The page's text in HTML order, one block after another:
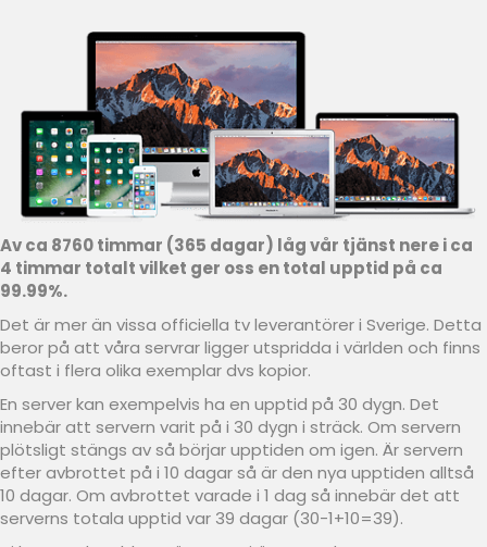
Av ca 8760 timmar (365 dagar) låg vår tjänst nere i ca
4 timmar totalt vilket ger oss en total upptid på ca
99.99%.
Det är mer än vissa officiella tv leverantörer i Sverige. Detta
beror på att våra servrar ligger utspridda i världen och finns
oftast i flera olika exemplar dvs kopior.
En server kan exempelvis ha en upptid på 30 dygn. Det
innebär att servern varit på i 30 dygn i sträck. Om servern
plötsligt stängs av så börjar upptiden om igen. Är servern
efter avbrottet på i 10 dagar så är den nya upptiden alltså
10 dagar. Om avbrottet varade i 1 dag så innebär det att
serverns totala upptid var 39 dagar (30-1+10=39).